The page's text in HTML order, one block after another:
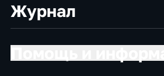
Журнал